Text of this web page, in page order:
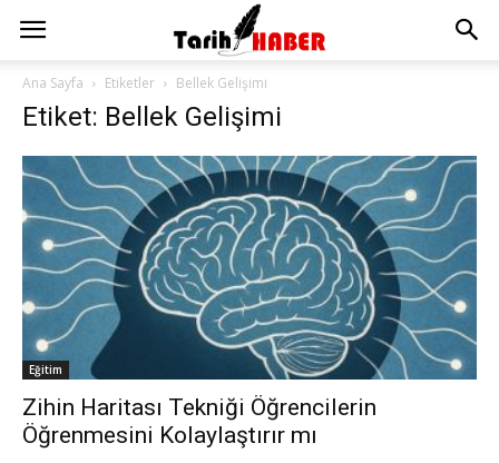
Ana Sayfa Etiketler Bellek Gelişimi
Etiket: Bellek Gelişimi
Eğitim
Zihin Haritası Tekniği Öğrencilerin
Öğrenmesini Kolaylaştırır mı